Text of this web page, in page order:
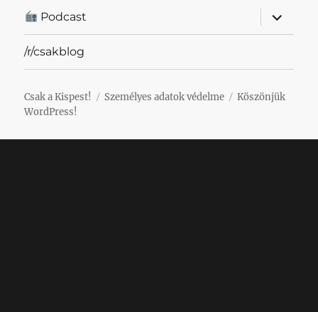
Podcast
almenü
/r/csakblog
Csak a Kispest! Személyes adatok védelme
Köszönjük
WordPress!